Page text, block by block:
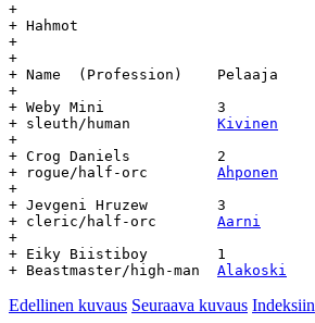
+
+ Hahmot
+
+					    Day				Age
+ Name	(Profession)	Pelaaja		Start		End		(days)
+
+ Weby Mini		3		3
Kivinen
+
+ Crog Daniels		2		3/0
Ahponen
+
+ Jevgeni Hruzew	3		4
Aarni
+
+ Eiky Biistiboy	1		2
Alakoski
Edellinen kuvaus Seuraava kuvaus Indeksiin